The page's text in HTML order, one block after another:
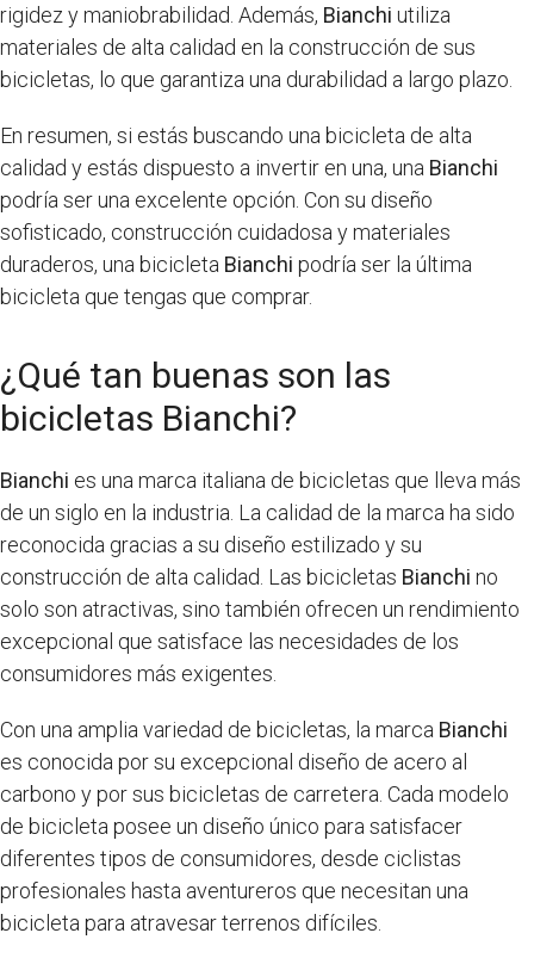
rigidez y maniobrabilidad. Además, Bianchi utiliza
materiales de alta calidad en la construcción de sus
bicicletas, lo que garantiza una durabilidad a largo plazo.
En resumen, si estás buscando una bicicleta de alta
calidad y estás dispuesto a invertir en una, una Bianchi
podría ser una excelente opción. Con su diseño
sofisticado, construcción cuidadosa y materiales
duraderos, una bicicleta Bianchi podría ser la última
bicicleta que tengas que comprar.
¿Qué tan buenas son las
bicicletas Bianchi?
Bianchi es una marca italiana de bicicletas que lleva más
de un siglo en la industria. La calidad de la marca ha sido
reconocida gracias a su diseño estilizado y su
construcción de alta calidad. Las bicicletas Bianchi no
solo son atractivas, sino también ofrecen un rendimiento
excepcional que satisface las necesidades de los
consumidores más exigentes.
Con una amplia variedad de bicicletas, la marca Bianchi
es conocida por su excepcional diseño de acero al
carbono y por sus bicicletas de carretera. Cada modelo
de bicicleta posee un diseño único para satisfacer
diferentes tipos de consumidores, desde ciclistas
profesionales hasta aventureros que necesitan una
bicicleta para atravesar terrenos difíciles.